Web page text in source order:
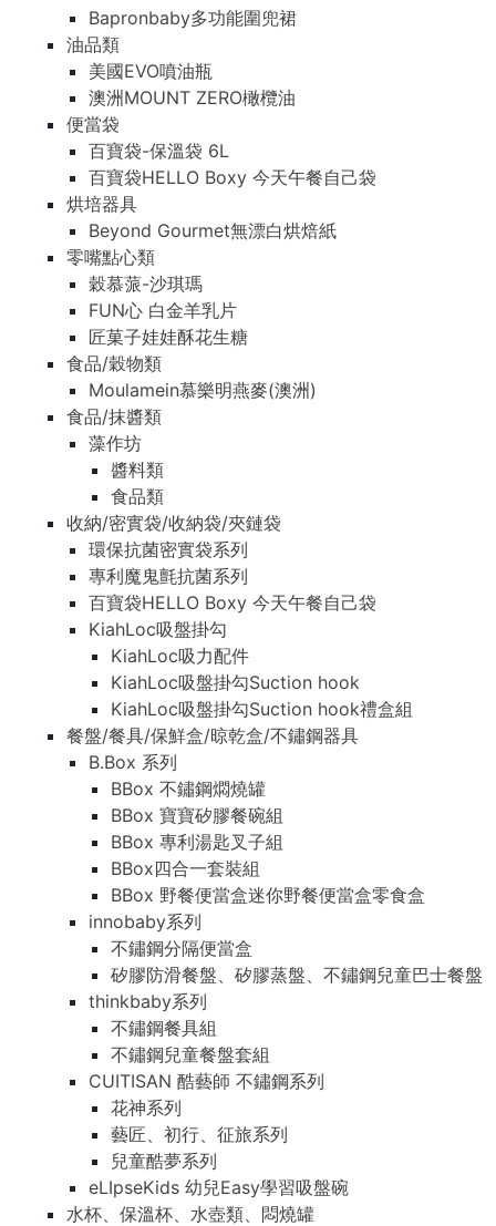
Bapronbaby多功能圍兜裙
油品類
美國EVO噴油瓶
澳洲MOUNT ZERO橄欖油
便當袋
百寶袋-保溫袋 6L
百寶袋HELLO Boxy 今天午餐自己袋
烘培器具
Beyond Gourmet無漂白烘焙紙
零嘴點心類
穀慕蒎-沙琪瑪
FUN心 白金羊乳片
匠菓子娃娃酥花生糖
食品/穀物類
Moulamein慕樂明燕麥(澳洲)
食品/抹醬類
藻作坊
醬料類
食品類
收納/密實袋/收納袋/夾鏈袋
環保抗菌密實袋系列
專利魔鬼氈抗菌系列
百寶袋HELLO Boxy 今天午餐自己袋
KiahLoc吸盤掛勾
KiahLoc吸力配件
KiahLoc吸盤掛勾Suction hook
KiahLoc吸盤掛勾Suction hook禮盒組
餐盤/餐具/保鮮盒/晾乾盒/不鏽鋼器具
B.Box 系列
BBox 不鏽鋼燜燒罐
BBox 寶寶矽膠餐碗組
BBox 專利湯匙叉子組
BBox四合一套裝組
BBox 野餐便當盒迷你野餐便當盒零食盒
innobaby系列
不鏽鋼分隔便當盒
矽膠防滑餐盤、矽膠蒸盤、不鏽鋼兒童巴士餐盤
thinkbaby系列
不鏽鋼餐具組
不鏽鋼兒童餐盤套組
CUITISAN 酷藝師 不鏽鋼系列
花神系列
藝匠、初行、征旅系列
兒童酷夢系列
eLIpseKids 幼兒Easy學習吸盤碗
水杯、保溫杯、水壺類、悶燒罐